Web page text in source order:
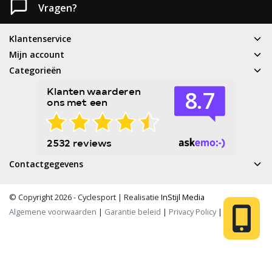
Vragen?
Klantenservice
Mijn account
Categorieën
Contactgegevens
© Copyright 2026 - Cyclesport | Realisatie InStijl Media
Algemene voorwaarden | Garantie beleid | Privacy Policy| RSS Feed